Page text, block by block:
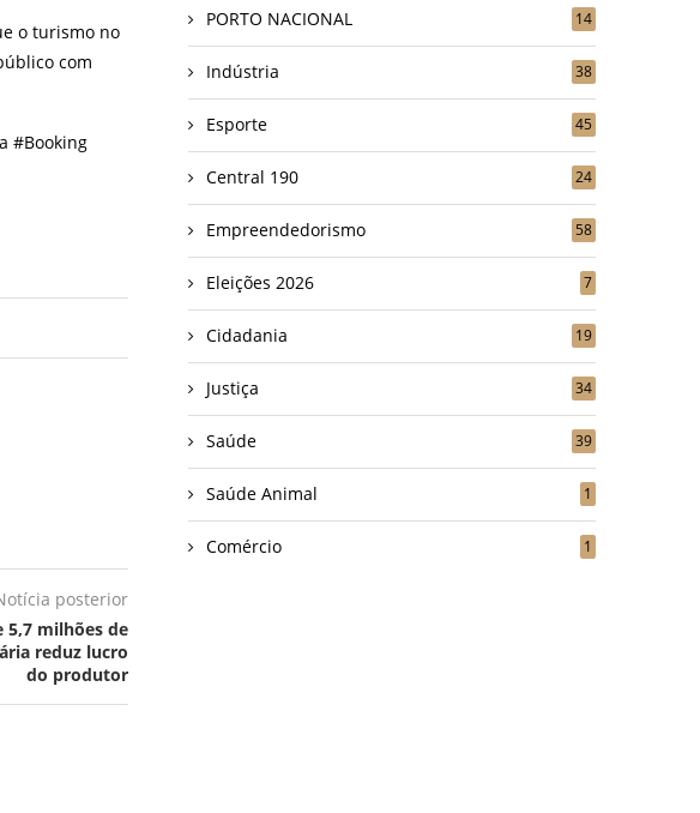
o turismo no
com
#Booking
posterior
5,7 milhões de
reduz lucro
do produtor
PORTO NACIONAL 14
Indústria 38
Esporte 45
Central 190 24
Empreendedorismo 58
Eleições 2026 7
Cidadania 19
Justiça 34
Saúde 39
Saúde Animal 1
Comércio 1